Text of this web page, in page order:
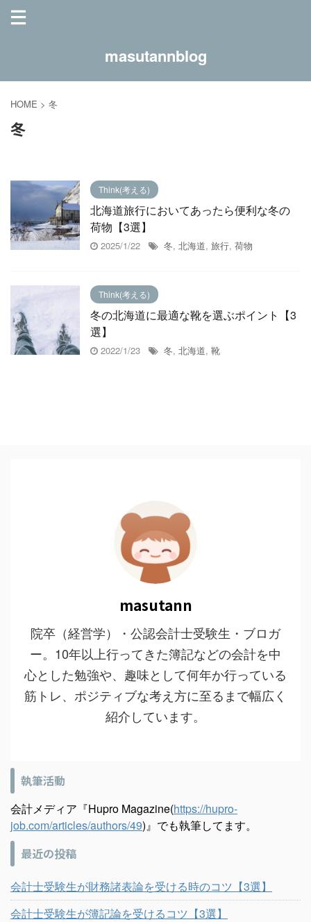
masutannblog
HOME > 冬
冬
Think(考える)
北海道旅行においてあったら便利な冬の
荷物【3選】
2025/1/22 冬, 北海道, 旅行, 荷物
Think(考える)
冬の北海道に最適な靴を選ぶポイント【3
選】
2022/1/23 冬, 北海道, 靴
masutann
院卒（経営学）・公認会計士受験生・ブロガ
ー。10年以上行ってきた簿記などの会計を中
心とした勉強や、趣味として何年か行っている
筋トレ、ポジティブな考え方に至るまで幅広く
紹介しています。
執筆活動
会計メディア『Hupro Magazine(https://hupro-
job.com/articles/authors/49)』でも執筆してます。
最近の投稿
会計士受験生が財務諸表論を受ける時のコツ【3選】
会計士受験生が簿記論を受けるコツ【3選】